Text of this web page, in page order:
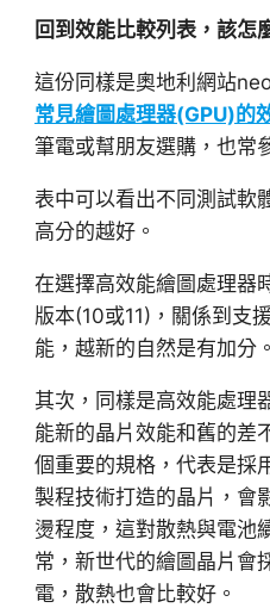
回到效能比較列表，該怎
這份同樣是奧地利網站
常見繪圖處理器(GPU)的
筆電或幫朋友選購，也常
表中可以看出不同測試軟
高分的越好。
在選擇高效能繪圖處理器
版本(10或11)，關係到支
能，越新的自然是有加分。
其次，同樣是高效能處理
能新的晶片效能和舊的差
個重要的規格，代表是採
製程技術打造的晶片，會
燙程度，這對散熱與電池
常，新世代的繪圖晶片會
電，散熱也會比較好。